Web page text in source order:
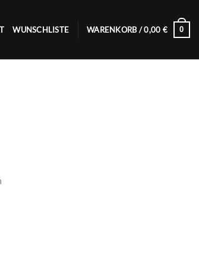
WUNSCHLISTE WARENKORB /0,00 € 0